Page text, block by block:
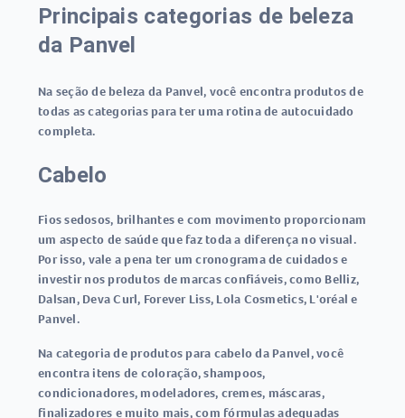
Principais categorias de beleza
da Panvel
Na seção de beleza da Panvel, você encontra produtos de
todas as categorias para ter uma rotina de autocuidado
completa.
Cabelo
Fios sedosos, brilhantes e com movimento proporcionam
um aspecto de saúde que faz toda a diferença no visual.
Por isso, vale a pena ter um cronograma de cuidados e
investir nos produtos de marcas confiáveis, como Belliz,
Dalsan, Deva Curl, Forever Liss, Lola Cosmetics, L'oréal e
Panvel.
Na categoria de produtos para cabelo da Panvel, você
encontra itens de coloração, shampoos,
condicionadores, modeladores, cremes, máscaras,
finalizadores e muito mais, com fórmulas adequadas